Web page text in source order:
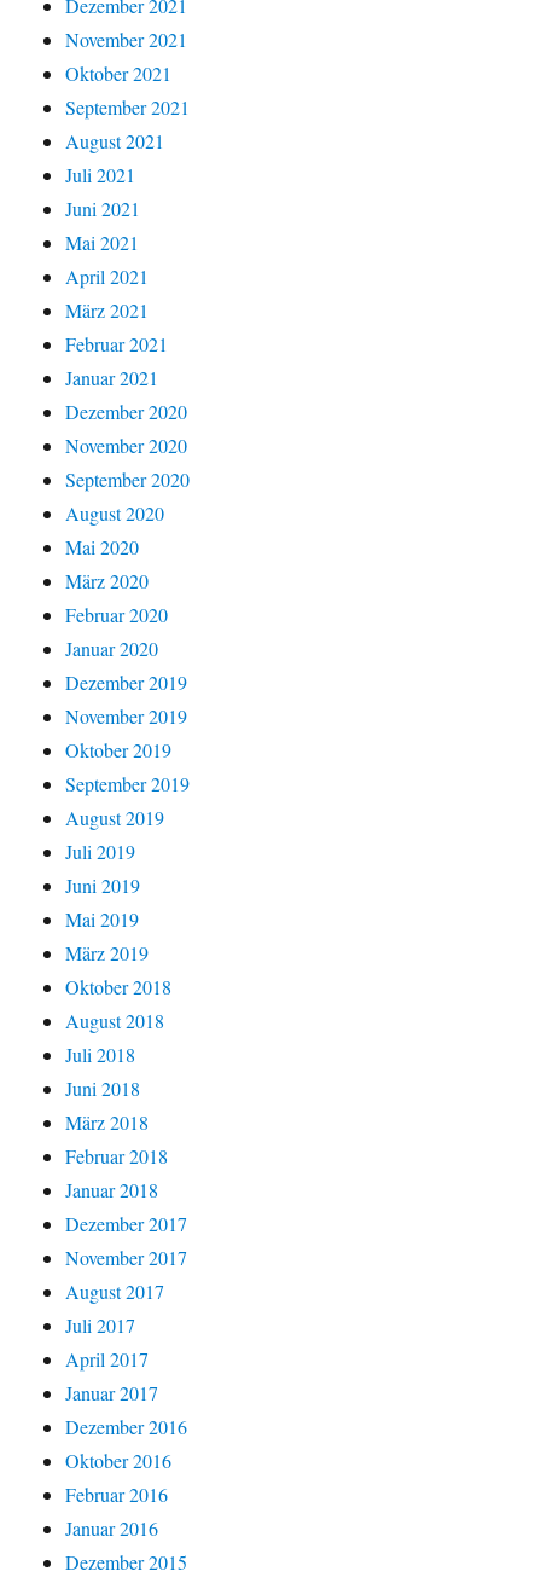
Dezember 2021
November 2021
Oktober 2021
September 2021
August 2021
Juli 2021
Juni 2021
Mai 2021
April 2021
März 2021
Februar 2021
Januar 2021
Dezember 2020
November 2020
September 2020
August 2020
Mai 2020
März 2020
Februar 2020
Januar 2020
Dezember 2019
November 2019
Oktober 2019
September 2019
August 2019
Juli 2019
Juni 2019
Mai 2019
März 2019
Oktober 2018
August 2018
Juli 2018
Juni 2018
März 2018
Februar 2018
Januar 2018
Dezember 2017
November 2017
August 2017
Juli 2017
April 2017
Januar 2017
Dezember 2016
Oktober 2016
Februar 2016
Januar 2016
Dezember 2015